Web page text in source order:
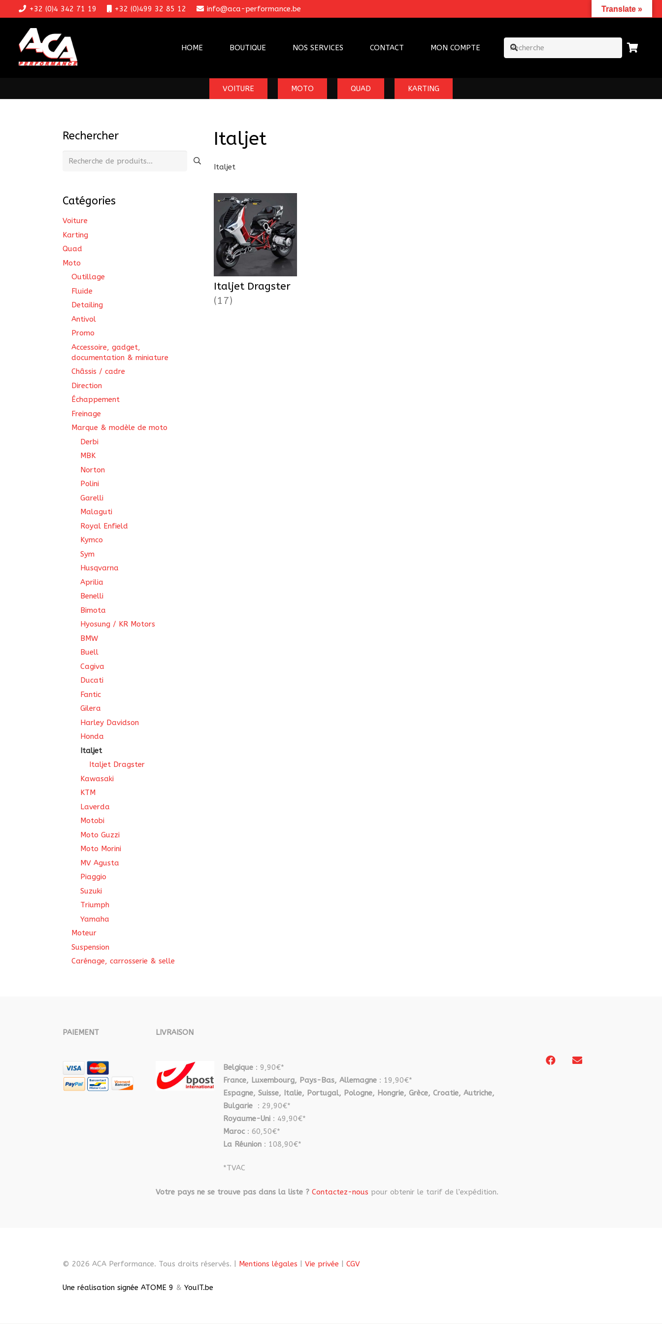
+32 (0)4 342 71 19 +32 (0)499 32 85 12 info@aca-performance.be
HOME BOUTIQUE NOS SERVICES CONTACT MON COMPTE
VOITURE MOTO QUAD KARTING
Italjet
Italjet
Italjet Dragster
(17)
Rechercher
Recherche
Catégories
Voiture
Karting
Quad
Moto
Outillage
Fluide
Detailing
Antivol
Promo
Accessoire, gadget,
documentation & miniature
Châssis / cadre
Direction
Échappement
Freinage
Marque & modèle de moto
Derbi
MBK
Norton
Polini
Garelli
Malaguti
Royal Enfield
Kymco
Sym
Husqvarna
Aprilia
Benelli
Bimota
Hyosung / KR Motors
BMW
Buell
Cagiva
Ducati
Fantic
Gilera
Harley Davidson
Honda
Italjet
Italjet Dragster
Kawasaki
KTM
Laverda
Motobi
Moto Guzzi
Moto Morini
MV Agusta
Piaggio
Suzuki
Triumph
Yamaha
Moteur
Suspension
Carénage, carrosserie & selle
PAIEMENT LIVRAISON
Belgique : 9,90€*
France, Luxembourg, Pays-Bas, Allemagne : 19,90€*
Espagne, Suisse, Italie, Portugal, Pologne, Hongrie, Grèce, Croatie, Autriche,
Bulgarie
: 29,90€*
Royaume-Uni : 49,90€*
Maroc : 60,50€*
La Réunion : 108,90€*
*TVAC
Votre pays ne se trouve pas dans la liste ? Contactez-nous pour obtenir le tarif de l’expédition.
© 2026 ACA Performance. Tous droits réservés. | Mentions légales Vie privée CGV
Une réalisation signée ATOME 9 & YouIT.be
Translate »